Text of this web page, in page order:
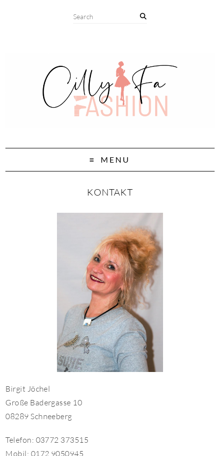
MENU
KONTAKT
Birgit Jöchel
Große Badergasse 10
08289 Schneeberg
Telefon: 03772 373515
Mobil: 0172 9050945